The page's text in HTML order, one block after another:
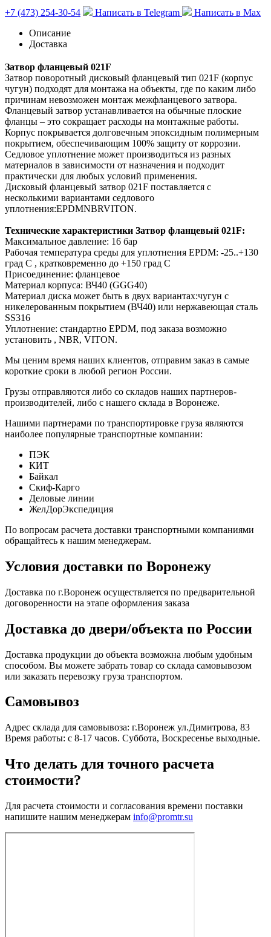
+7 (473) 254-30-54 Написать в Telegram
Написать в Max
Описание
Доставка
Затвор фланцевый 021F
Затвор поворотный дисковый фланцевый тип 021F (корпус
чугун) подходят для монтажа на объекты, где по каким либо
причинам невозможен монтаж межфланцевого затвора.
Фланцевый затвор устанавливается на обычные плоские
фланцы – это сокращает расходы на монтажные работы.
Корпус покрывается долговечным эпоксидным полимерным
покрытием, обеспечивающим 100% защиту от коррозии.
Седловое уплотнение может производиться из разных
материалов в зависимости от назначения и подходит
практически для любых условий применения.
Дисковый фланцевый затвор 021F поставляется с
несколькими вариантами седлового
уплотнения:EPDMNBRVITON.
Технические характеристики Затвор фланцевый 021F:
Максимальное давление: 16 бар
Рабочая температура среды для уплотнения EPDM: -25..+130
град С , кратковременно до +150 град С
Присоединение: фланцевое
Материал корпуса: ВЧ40 (GGG40)
Материал диска может быть в двух вариантах:чугун с
никелерованным покрытием (ВЧ40) или нержавеющая сталь
SS316
Уплотнение: стандартно EPDM, под заказа возможно
установить , NBR, VITON.
Мы ценим время наших клиентов, отправим заказ в самые
короткие сроки в любой регион России.
Грузы отправляются либо со складов наших партнеров-
производителей, либо с нашего склада в Воронеже.
Нашими партнерами по транспортировке груза являются
наиболее популярные транспортные компании:
ПЭК
КИТ
Байкал
Скиф-Карго
Деловые линии
ЖелДорЭкспедиция
По вопросам расчета доставки транспортными компаниями
обращайтесь к нашим менеджерам.
Условия доставки по Воронежу
Доставка по г.Воронеж осуществляется по предварительной
договоренности на этапе оформления заказа
Доставка до двери/объекта по России
Доставка продукции до объекта возможна любым удобным
способом. Вы можете забрать товар со склада самовывозом
или заказать перевозку груза транспортом.
Самовывоз
Адрес склада для самовывоза: г.Воронеж ул.Димитрова, 83
Время работы: с 8-17 часов. Суббота, Воскресенье выходные.
Что делать для точного расчета
стоимости?
Для расчета стоимости и согласования времени поставки
напишите нашим менеджерам info@promtr.su